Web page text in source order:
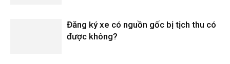
Đăng ký xe có nguồn gốc bị tịch thu có
được không?